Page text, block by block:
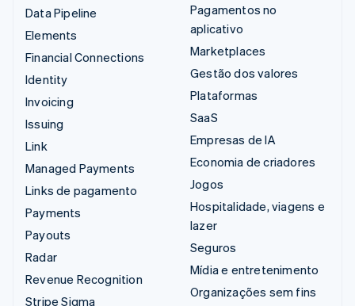
Data Pipeline
Elements
Financial Connections
Identity
Invoicing
Issuing
Link
Managed Payments
Links de pagamento
Payments
Payouts
Radar
Revenue Recognition
Stripe Sigma
Pagamentos no
aplicativo
Marketplaces
Gestão dos valores
Plataformas
SaaS
Empresas de IA
Economia de criadores
Jogos
Hospitalidade, viagens e
lazer
Seguros
Mídia e entretenimento
Organizações sem fins